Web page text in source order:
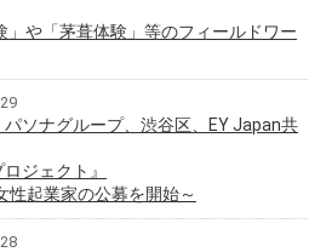
」や「茅葺体験」等のフィールドワー
ソナグループ、渋谷区、EY Japan共
ジェクト』
性起業家の公募を開始～